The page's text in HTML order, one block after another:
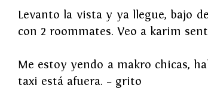
Levanto la vista y ya llegue, bajo
con 2 roommates. Veo a karim
Me estoy yendo a makro chicas,
taxi está afuera. – grito